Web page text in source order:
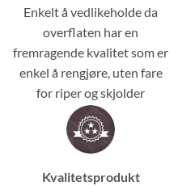
Enkelt å vedlikeholde da
overflaten har en
fremragende kvalitet som er
enkel å rengjøre, uten fare
for riper og skjolder
Kvalitetsprodukt